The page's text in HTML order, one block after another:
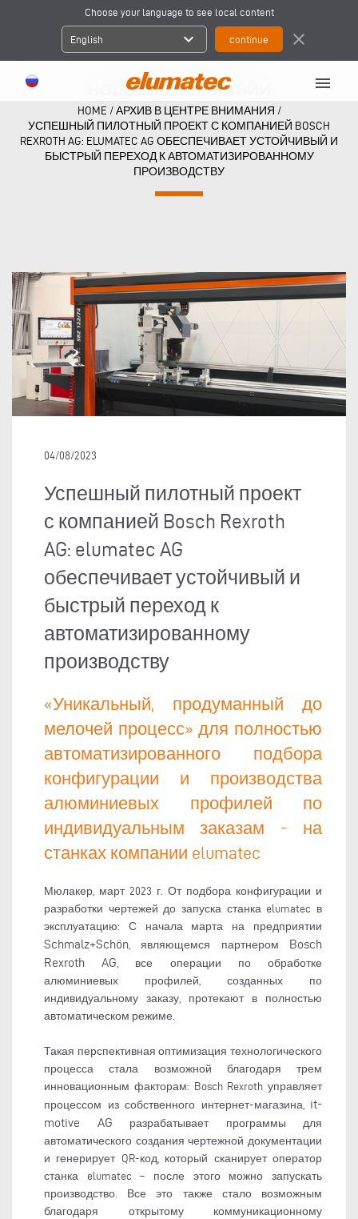
Choose your language to see local content
English expand_more close
menu
НОВОСТИ КОМПАНИИ
HOME / АРХИВ В ЦЕНТРЕ ВНИМАНИЯ /
УСПЕШНЫЙ ПИЛОТНЫЙ ПРОЕКТ С КОМПАНИЕЙ BOSCH
REXROTH AG: ELUMATEC AG ОБЕСПЕЧИВАЕТ УСТОЙЧИВЫЙ И
БЫСТРЫЙ ПЕРЕХОД К АВТОМАТИЗИРОВАННОМУ
ПРОИЗВОДСТВУ
04/08/2023
Успешный пилотный проект
с компанией Bosch Rexroth
AG: elumatec AG
обеспечивает устойчивый и
быстрый переход к
автоматизированному
производству
«Уникальный, продуманный до
мелочей процесс» для полностью
автоматизированного подбора
конфигурации и производства
алюминиевых профилей по
индивидуальным заказам - на
станках компании elumatec
Мюлакер, март 2023 г. От подбора конфигурации и
разработки чертежей до запуска станка elumatec в
эксплуатацию: С начала марта на предприятии
Schmalz+Schön , являющемся партнером Bosch
Rexroth AG , все операции по обработке
алюминиевых профилей, созданных по
индивидуальному заказу, протекают в полностью
автоматическом режиме.
Такая перспективная оптимизация технологического
процесса стала возможной благодаря трем
инновационным факторам: Bosch Rexroth управляет
процессом из собственного интернет-магазина, it-
motive AG разрабатывает программы для
автоматического создания чертежной документации
и генерирует QR-код, который сканирует оператор
станка elumatec – после этого можно запускать
производство. Все это также стало возможным
благодаря открытому коммуникационному